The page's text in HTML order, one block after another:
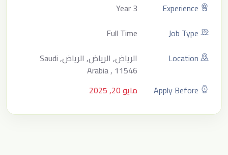
Experience
3 Year
Job Type
Full Time
Location
الرياض, الرياض, الرياض, Saudi
Arabia , 11546
Apply Before
مايو 20, 2025